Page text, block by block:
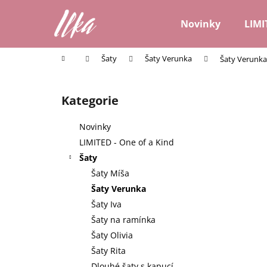
Novinky
Domů Šaty Šaty Verunka Šaty
Přeskočit
kategorie
Kategorie
Novinky
LIMITED - One of a Kind
Šaty
Šaty Míša
Šaty Verunka
Šaty Iva
Šaty na ramínka
Šaty Olivia
Šaty Rita
í
Zpět
do
Zpět
do